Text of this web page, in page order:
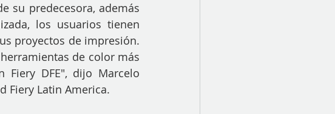
su predecesora, además
los usuarios tienen
proyectos de impresión.
de color más
DFE", dijo Marcelo
Fiery Latin America.